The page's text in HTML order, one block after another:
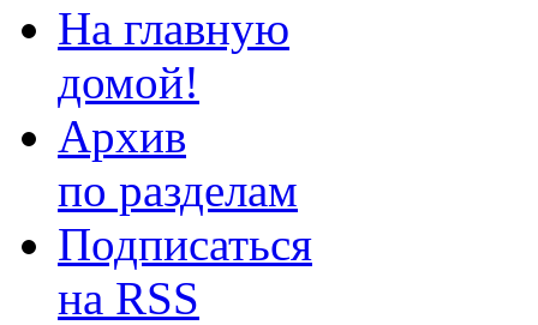
На главную
домой!
Архив
по разделам
Подписаться
на RSS